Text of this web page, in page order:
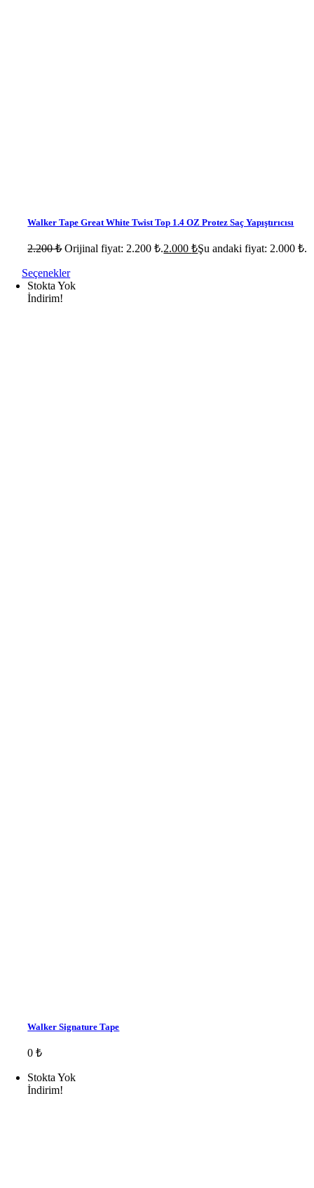
Walker Tape Great White Twist Top 1.4 OZ Protez Saç Yapıştırıcısı
2.200₺ Orijinal fiyat: 2.200 ₺.2.000₺Şu andaki fiyat: 2.000 ₺.
Seçenekler
Stokta Yok
İndirim!
Walker Signature Tape
0₺
Stokta Yok
İndirim!